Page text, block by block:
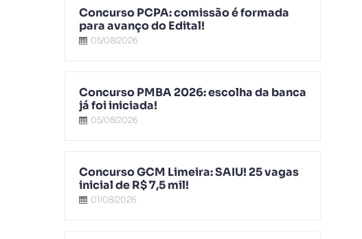
Concurso PCPA: comissão é formada
para avanço do Edital!
05/08/2026
Concurso PMBA 2026: escolha da banca
já foi iniciada!
05/08/2026
Concurso GCM Limeira: SAIU! 25 vagas
inicial de R$ 7,5 mil!
01/08/2026